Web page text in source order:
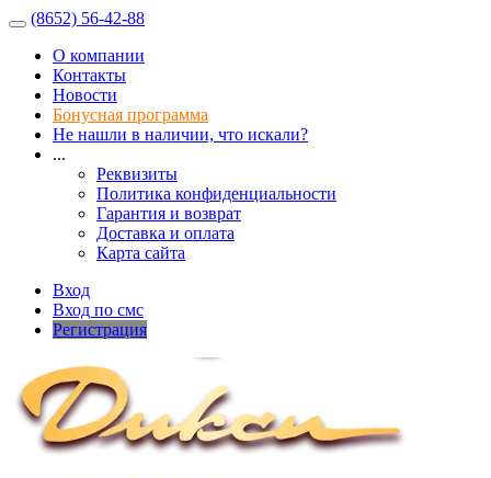
(8652) 56-42-88
О компании
Контакты
Новости
Бонусная программа
Не нашли в наличии, что искали?
...
Реквизиты
Политика конфиденциальности
Гарантия и возврат
Доставка и оплата
Карта сайта
Вход
Вход по смс
Регистрация